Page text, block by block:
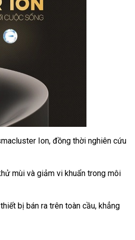
Ion, đồng thời nghiên cứu
mùi và giảm vi khuẩn trong môi
bị bán ra trên toàn cầu, khẳng